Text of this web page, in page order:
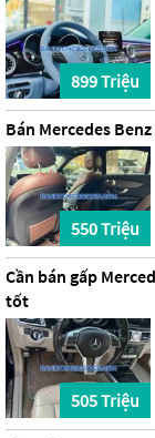
899 Triệu
Bán Mercedes
550 Triệu
Cần bán gấp
tốt
505 Triệu